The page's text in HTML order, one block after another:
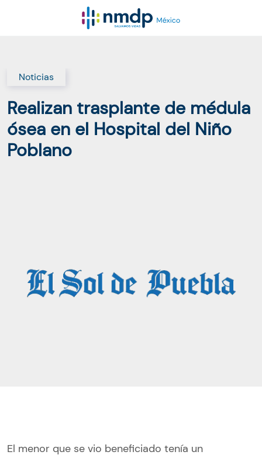
Noticias
Realizan trasplante de médula
ósea en el Hospital del Niño
Poblano
El menor que se vio beneficiado tenía un